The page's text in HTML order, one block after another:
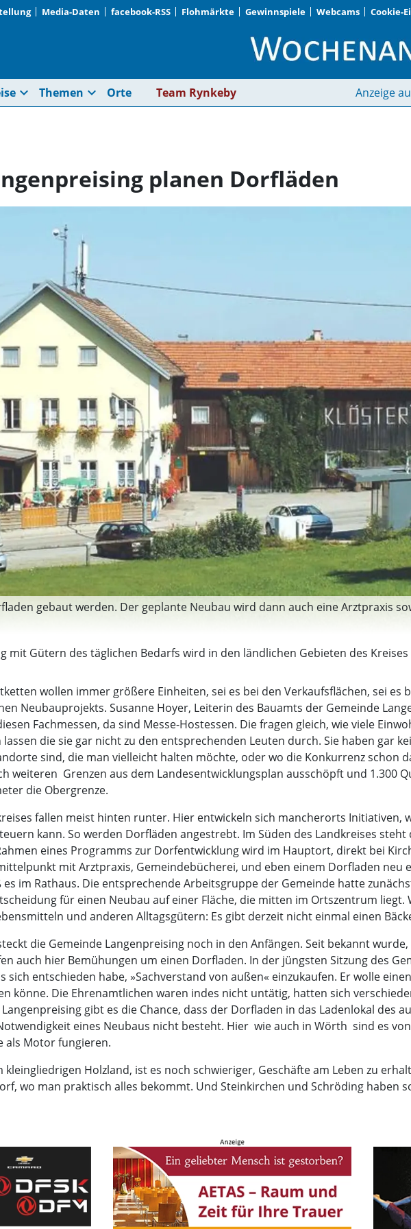
Media-Daten facebook-RSS Flohmärkte Gewinnspiele Webcams Cookie-
Wörth und
expand_more Themen expand_more Orte Team Rynkeby Anzeige
planen Dorfläden
gebaut werden. Der geplante Neubau wird dann auch eine Arztpraxis
mit Gütern des täglichen Bedarfs wird in den ländlichen Gebieten des
wollen immer größere Einheiten, sei es bei den Verkaufsflächen, sei es
Neubauprojekts. Susanne Hoyer, Leiterin des Bauamts der Gemeinde
Fachmessen, da sind Messe-Hostessen. Die fragen gleich, wie viele
lassen die sie gar nicht zu den entsprechenden Leuten durch. Sie haben gar
sind, die man vielleicht halten möchte, oder wo die Konkurrenz schon
weiteren  Grenzen aus dem Landesentwicklungsplan ausschöpft und 1.300
die Obergrenze.
fallen meist hinten runter. Hier entwickeln sich mancherorts Initiativen,
kann. So werden Dorfläden angestrebt. Im Süden des Landkreises
eines Programms zur Dorfentwicklung wird im Hauptort, direkt bei
mit Arztpraxis, Gemeindebücherei, und eben einem Dorfladen neu
im Rathaus. Die entsprechende Arbeitsgruppe der Gemeinde hatte
für einen Neubau auf einer Fläche, die mitten im Ortszentrum liegt.
und anderen Alltagsgütern: Es gibt derzeit nicht einmal einen
die Gemeinde Langenpreising noch in den Anfängen. Seit bekannt
auch hier Bemühungen um einen Dorfladen. In der jüngsten Sitzung des
sich entschieden habe, »Sachverstand von außen« einzukaufen. Er wolle
könne. Die Ehrenamtlichen waren indes nicht untätig, hatten sich
gibt es die Chance, dass der Dorfladen in das Ladenlokal des
eines Neubaus nicht besteht. Hier  wie auch in Wörth  sind es
als Motor fungieren.
kleingliedrigen Holzland, ist es noch schwieriger, Geschäfte am Leben zu
wo man praktisch alles bekommt. Und Steinkirchen und Schröding haben